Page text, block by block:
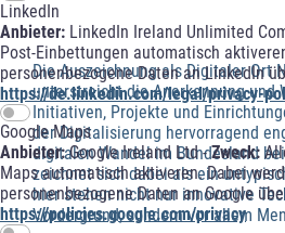
LinkedIn
Anbieter: LinkedIn Ireland Unlimited
Post-Einbettungen automatisch
personenbezogene Daten an LinkedIn
https://de.linkedin.com/legal/privacy-
Google Maps
Anbieter:Google Ireland Ltd -Zweck:
Maps automatisch aktiveren. Dabei
personenbezogene Daten an Google
https://policies.google.com/privacy
Die Auszeichnung als Digitaler Ort
unterstreicht die Anerkennung und
Initiativen, Projekte und
der Digitalisierung hervorragend
digitalen Wandel im Bundesland
zeichnet sich dabei als ein
hier stehen nicht nur innovative
Vordergrund, sondern vor allem